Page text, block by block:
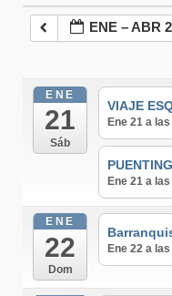
AGENDA
ACTIVIDADES
EQUIPO
CONTACTO
ENE – ABR
ENE
21
Sáb
VIAJE
Ene 21 a
Ene 21 a
ENE
22
Dom
Ene 22 a